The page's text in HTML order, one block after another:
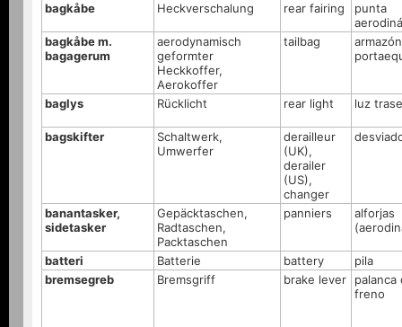
bagkåbe
Heckverschalung rear fairing
punta
bagkåbe m.
bagagerum
aerodynamisch
geformter
Heckkoffer,
Aerokoffer
tailbag
baglys Rücklicht rear light luz
bagskifter
Schaltwerk,
Umwerfer
derailleur
(UK),
derailer
(US),
changer
banantasker,
sidetasker
Gepäcktaschen,
Radtaschen,
Packtaschen
panniers
alforjas
batteri Batterie battery
pila
bremsegreb
Bremsgriff brake lever
palanca
freno